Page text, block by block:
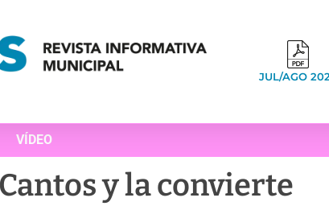
JUL/AGO
VÍDEO
y la convierte